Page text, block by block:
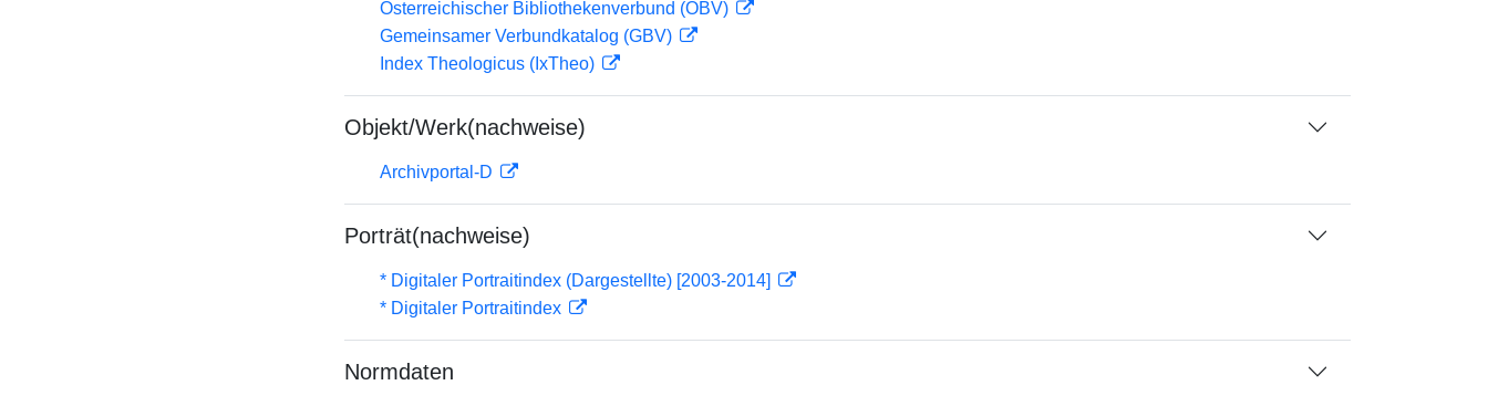
Österreichischer Bibliothekenverbund (OBV)
Gemeinsamer Verbundkatalog (GBV)
Index Theologicus (IxTheo)
Objekt/Werk(nachweise)
Archivportal-D
Porträt(nachweise)
* Digitaler Portraitindex (Dargestellte) [2003-2014]
* Digitaler Portraitindex
Normdaten